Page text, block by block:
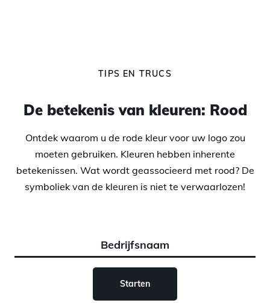
TIPS EN TRUCS
De betekenis van kleuren: Rood
Ontdek waarom u de rode kleur voor uw logo zou
moeten gebruiken. Kleuren hebben inherente
betekenissen. Wat wordt geassocieerd met rood? De
symboliek van de kleuren is niet te verwaarlozen!
Starten